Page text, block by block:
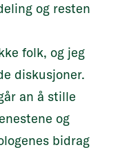
og resten
folk, og jeg
diskusjoner.
an å stille
og
bidrag